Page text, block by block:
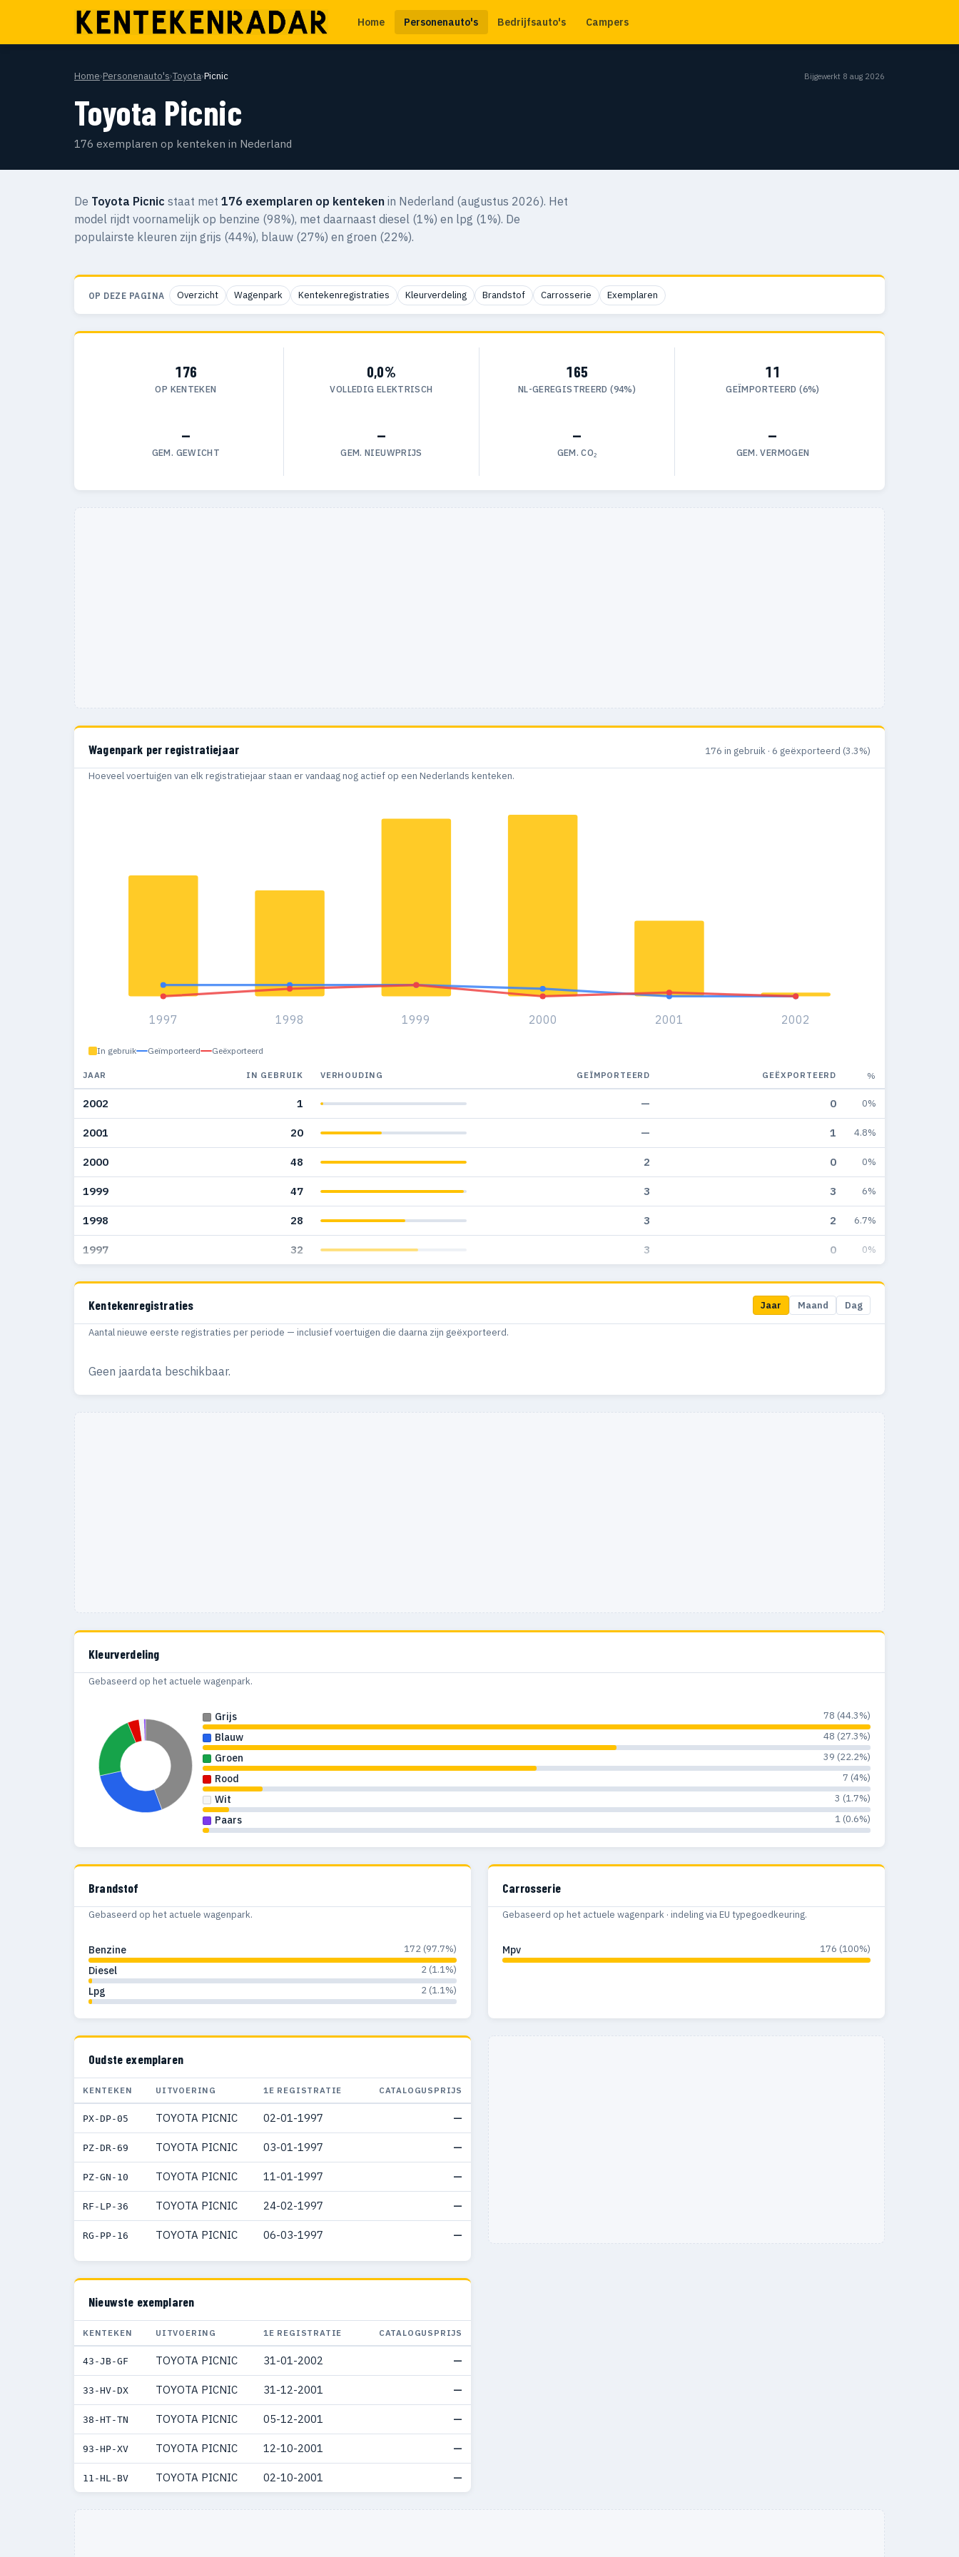
Home Personenauto's Bedrijfsauto's Campers
Home›Personenauto's›Toyota›Picnic Bijgewerkt 8 aug 2026
Toyota Picnic
176 exemplaren op kenteken in Nederland
De Toyota Picnic staat met 176 exemplaren op kenteken in Nederland (augustus 2026). Het
model rijdt voornamelijk op benzine (98%), met daarnaast diesel (1%) en lpg (1%). De
populairste kleuren zijn grijs (44%), blauw (27%) en groen (22%).
OP DEZE PAGINA Overzicht Wagenpark Kentekenregistraties Kleurverdeling Brandstof Carrosserie Exemplaren
176
OP KENTEKEN
0,0%
VOLLEDIG ELEKTRISCH
165
NL-GEREGISTREERD (94%)
11
GEÏMPORTEERD (6%)
—
GEM. GEWICHT
—
GEM. NIEUWPRIJS
—
GEM. CO₂
—
GEM. VERMOGEN
Wagenpark per registratiejaar 176 in gebruik · 6 geëxporteerd (3.3%)
Hoeveel voertuigen van elk registratiejaar staan er vandaag nog actief op een Nederlands kenteken.
1997 1998 1999 2000 2001 2002
In gebruik Geïmporteerd Geëxporteerd
JAAR IN GEBRUIK VERHOUDING GEÏMPORTEERD GEËXPORTEERD %
2002 1 — 0 0%
2001 20 — 1 4.8%
2000 48 2 0 0%
1999 47 3 3 6%
1998 28 3 2 6.7%
1997 32 3 0 0%
Kentekenregistraties Jaar Maand Dag
Aantal nieuwe eerste registraties per periode — inclusief voertuigen die daarna zijn geëxporteerd.
Geen jaardata beschikbaar.
Kleurverdeling
Gebaseerd op het actuele wagenpark.
Grijs 78 (44.3%)
Blauw 48 (27.3%)
Groen 39 (22.2%)
Rood 7 (4%)
Wit 3 (1.7%)
Paars 1 (0.6%)
Brandstof
Gebaseerd op het actuele wagenpark.
Benzine 172 (97.7%)
Diesel 2 (1.1%)
Lpg 2 (1.1%)
Carrosserie
Gebaseerd op het actuele wagenpark · indeling via EU typegoedkeuring.
Mpv 176 (100%)
Oudste exemplaren
KENTEKEN UITVOERING 1E REGISTRATIE CATALOGUSPRIJS
PX-DP-05 TOYOTA PICNIC 02-01-1997 —
PZ-DR-69 TOYOTA PICNIC 03-01-1997 —
PZ-GN-10 TOYOTA PICNIC 11-01-1997 —
RF-LP-36 TOYOTA PICNIC 24-02-1997 —
RG-PP-16 TOYOTA PICNIC 06-03-1997 —
Nieuwste exemplaren
KENTEKEN UITVOERING 1E REGISTRATIE CATALOGUSPRIJS
43-JB-GF TOYOTA PICNIC 31-01-2002 —
33-HV-DX TOYOTA PICNIC 31-12-2001 —
38-HT-TN TOYOTA PICNIC 05-12-2001 —
93-HP-XV TOYOTA PICNIC 12-10-2001 —
11-HL-BV TOYOTA PICNIC 02-10-2001 —